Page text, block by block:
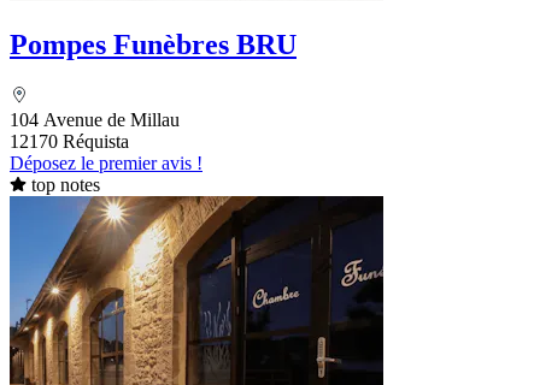
Pompes Funèbres BRU
104 Avenue de Millau
12170 Réquista
Déposez le premier avis !
top notes